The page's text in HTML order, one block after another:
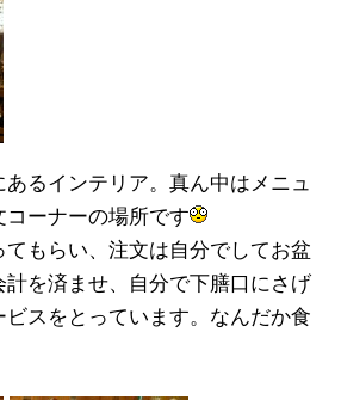
るインテリア。真ん中はメニュ
ーナーの場所です
てもらい、注文は自分でしてお盆
計を済ませ、自分で下膳口にさげ
ビスをとっています。なんだか食